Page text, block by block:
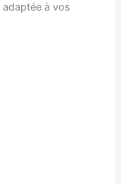
adaptée à vos